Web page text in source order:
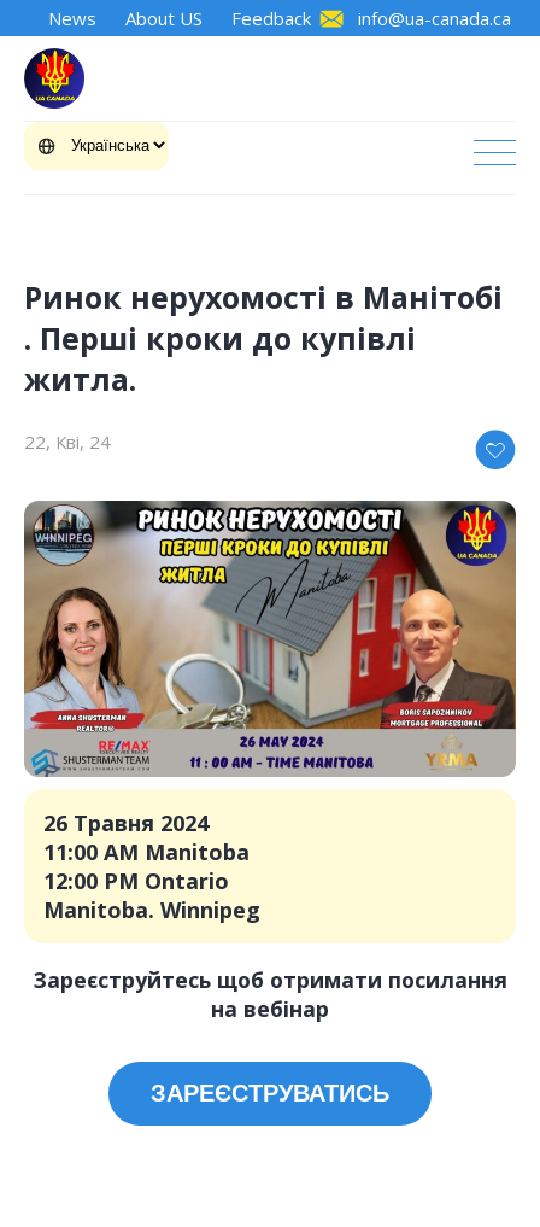
News About US Feedback info@ua-canada.ca
Ринок нерухомості в Манітобі
. Перші кроки до купівлі
житла.
22, Кві, 24
26 Травня 2024
11:00 AM Manitoba
12:00 PM Ontario
Manitoba. Winnipeg
Зареєструйтесь щоб отримати посилання
на вебінар
ЗАРЕЄСТРУВАТИСЬ